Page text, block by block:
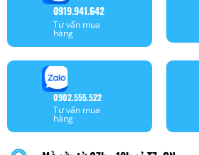
0919.941.642
Tư vấn mua
hàng
0902.555.522
Tư vấn mua
hàng